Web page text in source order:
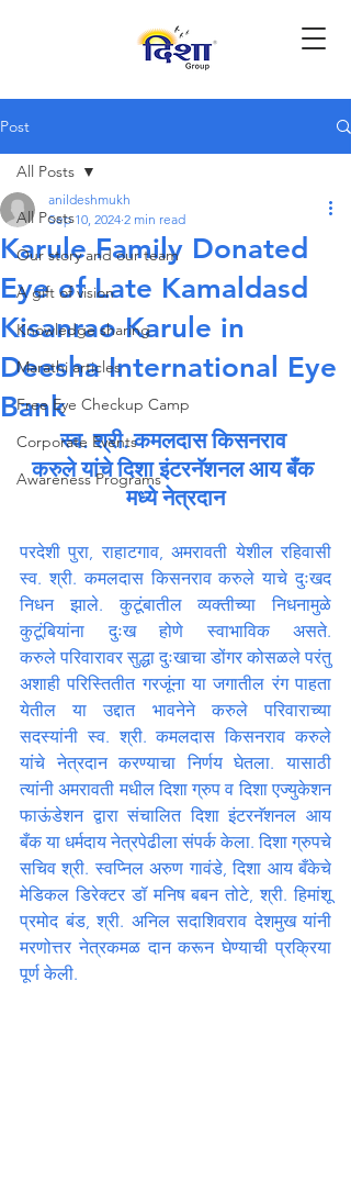
Post
All Posts
Our story and our team
A gift of vision
Knowledge sharing
Marathi articles
Free Eye Checkup Camp
Corporate Events
Awareness Programs
All Posts
Karule Family Donated
Eye of Late Kamaldasd
Kisanrao Karule in
Deesha International Eye
Bank
anildeshmukh
Sep 10, 2024 2 min read
स्व. श्री. कमलदास किसनराव
करुले यांचे दिशा इंटरनॅशनल आय बँक
मध्ये नेत्रदान
परदेशी पुरा, राहाटगाव, अमरावती येशील रहिवासी
स्व. श्री. कमलदास किसनराव करुले याचे दुःखद
निधन झाले. कुटूंबातील व्यक्तीच्या निधनामुळे
कुटूंबियांना दुःख होणे स्वाभाविक असते.
करुले परिवारावर सुद्धा दुःखाचा डोंगर कोसळले परंतु
अशाही परिस्तितीत गरजूंना या जगातील रंग पाहता
येतील या उद्दात भावनेने करुले परिवाराच्या
सदस्यांनी स्व. श्री. कमलदास किसनराव करुले
यांचे नेत्रदान करण्याचा निर्णय घेतला. यासाठी
त्यांनी अमरावती मधील दिशा ग्रुप व दिशा एज्युकेशन
फाऊंडेशन द्वारा संचालित दिशा इंटरनॅशनल आय
बँक या धर्मदाय नेत्रपेढीला संपर्क केला. दिशा ग्रुपचे
सचिव श्री. स्वप्निल अरुण गावंडे, दिशा आय बँकेचे
मेडिकल डिरेक्टर डॉ मनिष बबन तोटे, श्री. हिमांशू
प्रमोद बंड, श्री. अनिल सदाशिवराव देशमुख यांनी
मरणोत्तर नेत्रकमळ दान करून घेण्याची प्रक्रिया
पूर्ण केली.